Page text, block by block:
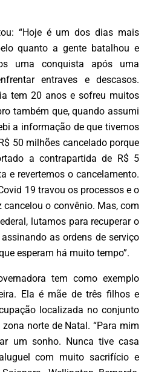
“Hoje é um dos dias mais
quanto a gente batalhou e
uma conquista após uma
entraves e descasos.
tem 20 anos e sofreu muitos
também que, quando assumi
a informação de que tivemos
50 milhões cancelado porque
a contrapartida de R$ 5
e revertemos o cancelamento.
19 travou os processos e o
cancelou o convênio. Mas, com
lutamos para recuperar o
as ordens de serviço
esperam há muito tempo”.
tem como exemplo
Ela é mãe de três filhos e
localizada no conjunto
norte de Natal. “Para mim
um sonho. Nunca tive casa
com muito sacrifício e